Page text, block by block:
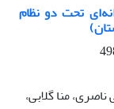
تحت دو نظام
منا گلابی،